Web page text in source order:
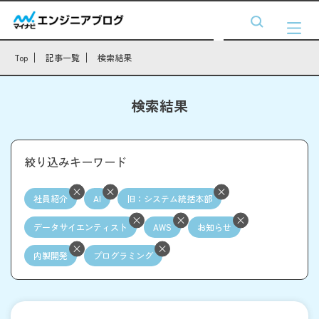
Top 記事一覧 検索結果
検索結果
絞り込みキーワード
社員紹介 AI 旧：システム統括本部
データサイエンティスト AWS お知らせ
内製開発 プログラミング